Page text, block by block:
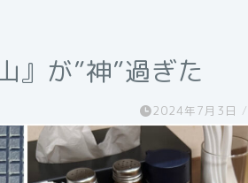
』が”神”過ぎた
2024年7月3日 /